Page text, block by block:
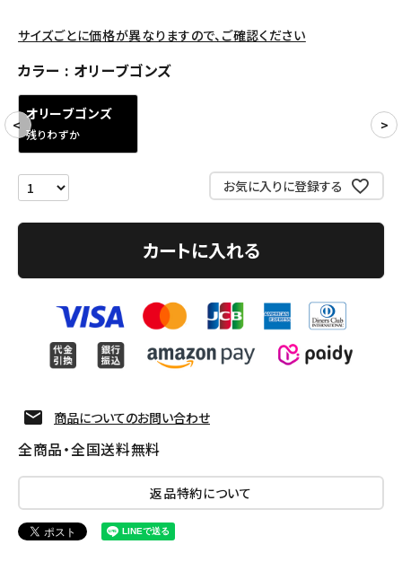
COLLABORATION BRAND
SEASON
CONTENTS
ACCOUNT MENU
ようこそ ゲスト 様
person
Follow us
サイズごとに価格が異なりますので、ご確認ください
カラー オリーブゴンズ
オリーブゴンズ
残りわずか
お気に入りに登録する
カートに入れる
商品についてのお問い合わせ
全商品・全国送料無料
返品特約について